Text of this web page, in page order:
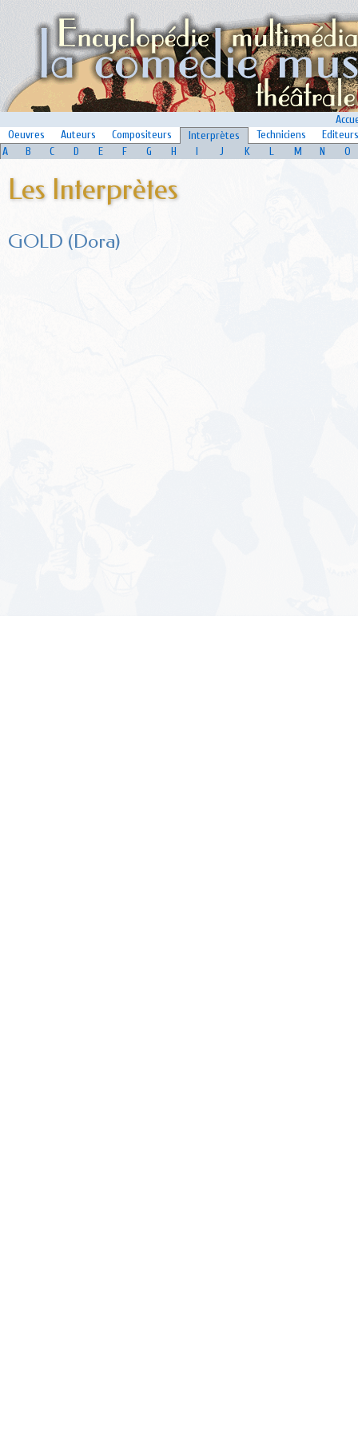
Oeuvres
Auteurs Compositeurs Interprètes Techniciens
Editeurs
A
B C D E F G H I J K L M N O
Les Interprètes
GOLD (Dora)